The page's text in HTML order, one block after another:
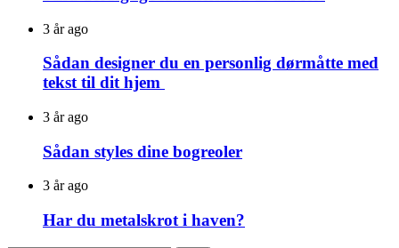
3 år ago
Sådan designer du en personlig dørmåtte med
tekst til dit hjem
3 år ago
Sådan styles dine bogreoler
3 år ago
Har du metalskrot i haven?